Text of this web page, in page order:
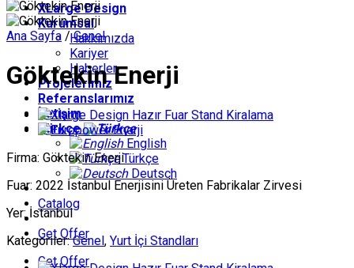
XLarge Design
Kurumsal
Hakkımızda
Kariyer
Haberler
Projelerimiz
Referanslarımız
İletişim
Türkçe
English
Türkçe
Deutsch
Catalog
Get Offer
Get Offer
Ana Sayfa / Genel
Göktekin Enerji
Firma: Göktekin Enerji
Fuar: 2022 İstanbul Enerjisini Üreten Fabrikalar Zirvesi
Yer: İstanbul
Kategoriler:Genel, Yurt İçi Standları